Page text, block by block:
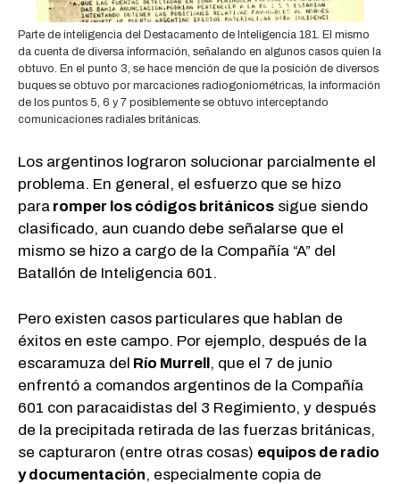
Parte de inteligencia del Destacamento de Inteligencia 181. El mismo
da cuenta de diversa información, señalando en algunos casos quien la
obtuvo. En el punto 3, se hace mención de que la posición de diversos
buques se obtuvo por marcaciones radiogoniométricas, la información
de los puntos 5, 6 y 7 posiblemente se obtuvo interceptando
comunicaciones radiales británicas.
Los argentinos lograron solucionar parcialmente el
problema. En general, el esfuerzo que se hizo
para romper los códigos británicos sigue siendo
clasificado, aun cuando debe señalarse que el
mismo se hizo a cargo de la Compañía “A” del
Batallón de Inteligencia 601.
Pero existen casos particulares que hablan de
éxitos en este campo. Por ejemplo, después de la
escaramuza del Río Murrell, que el 7 de junio
enfrentó a comandos argentinos de la Compañía
601 con paracaidistas del 3 Regimiento, y después
de la precipitada retirada de las fuerzas británicas,
se capturaron (entre otras cosas) equipos de radio
y documentación, especialmente copia de